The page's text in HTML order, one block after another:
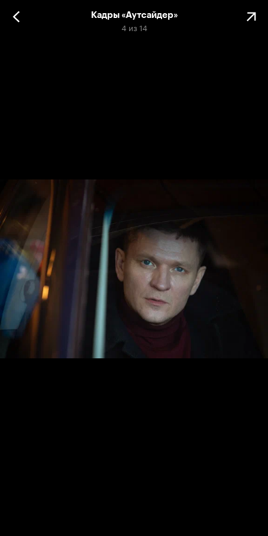
Кадры «Аутсайдер»
4 из 14